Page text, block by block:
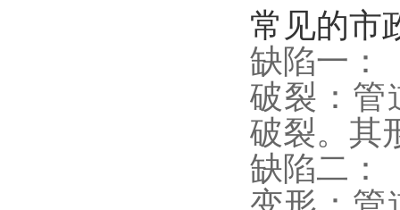
常见的市
缺陷一：
破裂：管
破裂。其
缺陷二：